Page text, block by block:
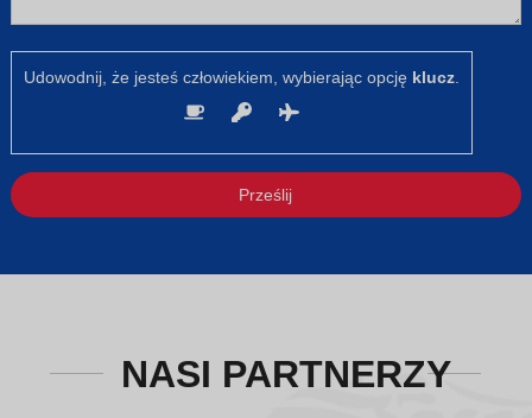
Udowodnij, że jesteś człowiekiem, wybierając opcję klucz.
Prześlij
NASI PARTNERZY